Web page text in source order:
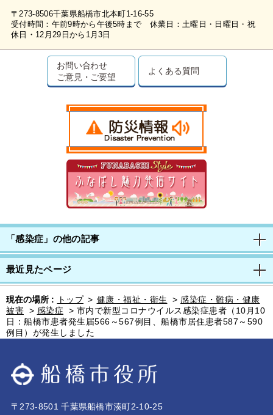
〒273-8506千葉県船橋市北本町1-16-55
受付時間：午前9時から午後5時まで 休業日：土曜日・日曜日・祝
休日・12月29日から1月3日
お問い合わせ
ご意見・ご要望
よくある質問
「感染症」の他の記事
最近見たページ
現在の場所 : トップ > 健康・福祉・衛生 > 感染症・難病・健康
被害 > 感染症 > 市内で新型コロナウイルス感染症患者（10月10
日：船橋市患者発生届566～567例目、船橋市居住患者587～590
例目）が発生しました
〒273-8501 千葉県船橋市湊町2-10-25